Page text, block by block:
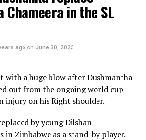
Chameera in the SL
ago on June 30, 2023
with a huge blow after Dushmantha
out from the ongoing world cup
injury on his Right shoulder.
by young Dilshan
in Zimbabwe as a stand-by player.